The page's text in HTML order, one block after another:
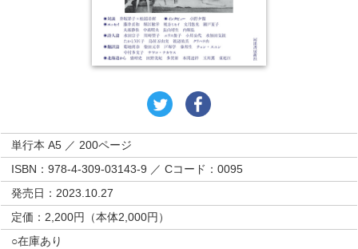
単行本 A5 ／ 200ページ
ISBN：978-4-309-03143-9 ／ Cコード：0095
発売日：2023.10.27
定価：2,200円（本体2,000円）
○在庫あり